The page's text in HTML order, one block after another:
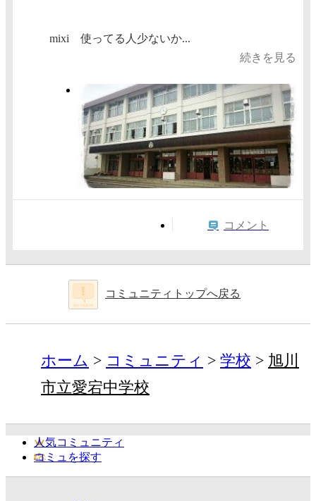
mixi 使ってる人少ないか...
続きを見る
コメント
コミュニティトップへ戻る
ホーム コミュニティ 学校
旭川
市立愛宕中学校
人気コミュニティ
コミュを探す